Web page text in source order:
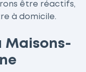
être réactifs,
à domicile.
Maisons-